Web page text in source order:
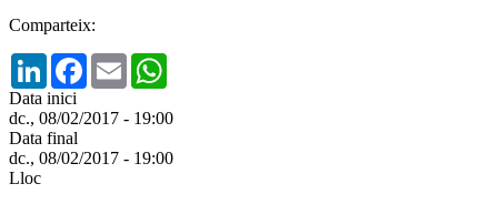
Comparteix:
LinkedInFacebook
Email
Data inici
dc., 08/02/2017 - 19:00
Data final
dc., 08/02/2017 - 19:00
Lloc